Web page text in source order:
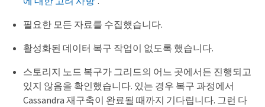
필요한 모든 자료를 수집했습니다.
활성화된 데이터 복구 작업이 없도록 했습니다.
스토리지 노드 복구가 그리드의 어느 곳에서든 진행되고
있지 않음을 확인했습니다. 있는 경우 복구 과정에서
Cassandra 재구축이 완료될 때까지 기다립니다. 그런 다